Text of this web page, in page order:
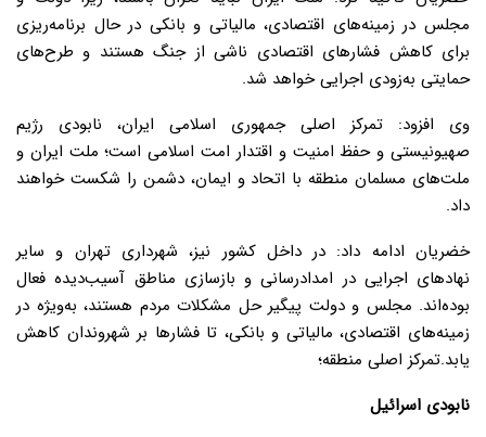
مجلس در زمینه‌های اقتصادی، مالیاتی و بانکی در حال برنامه‌ریزی
برای کاهش فشارهای اقتصادی ناشی از جنگ هستند و طرح‌های
حمایتی به‌زودی اجرایی خواهد شد.
وی افزود: تمرکز اصلی جمهوری اسلامی ایران، نابودی رژیم
صهیونیستی و حفظ امنیت و اقتدار امت اسلامی است؛ ملت ایران و
ملت‌های مسلمان منطقه با اتحاد و ایمان، دشمن را شکست خواهند
داد.
خضریان ادامه داد: در داخل کشور نیز، شهرداری تهران و سایر
نهادهای اجرایی در امدادرسانی و بازسازی مناطق آسیب‌دیده فعال
بوده‌اند. مجلس و دولت پیگیر حل مشکلات مردم هستند، به‌ویژه در
زمینه‌های اقتصادی، مالیاتی و بانکی، تا فشارها بر شهروندان کاهش
یابد.تمرکز اصلی منطقه؛
نابودی اسرائیل